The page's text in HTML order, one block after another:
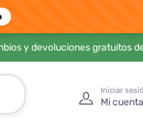
y devoluciones gratuitos
Iniciar
Mi cuenta